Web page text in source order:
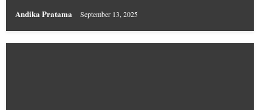
Andika Pratama September 13, 2025